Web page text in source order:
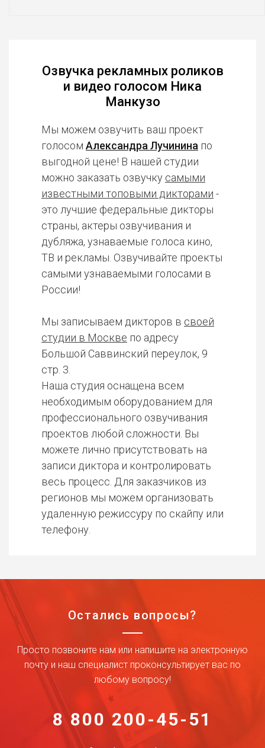
Озвучка рекламных роликов
и видео голосом Ника
Манкузо
Мы можем озвучить ваш проект
голосом Александра Лучинина по
выгодной цене! В нашей студии
можно заказать озвучку самыми
известными топовыми дикторами -
это лучшие федеральные дикторы
страны, актеры озвучивания и
дубляжа, узнаваемые голоса кино,
ТВ и рекламы. Озвучивайте проекты
самыми узнаваемыми голосами в
России!
Мы записываем дикторов в своей
студии в Москве по адресу
Большой Саввинский переулок, 9
стр. 3.
Наша студия оснащена всем
необходимым оборудованием для
профессионального озвучивания
проектов любой сложности. Вы
можете лично присутствовать на
записи диктора и контролировать
весь процесс. Для заказчиков из
регионов мы можем организовать
удаленную режиссуру по скайпу или
телефону.
Остались вопросы?
Просто позвоните нам или напишите на электронную
почту и наш специалист проконсультирует вас по
любому вопросу!
8 800 200-45-51